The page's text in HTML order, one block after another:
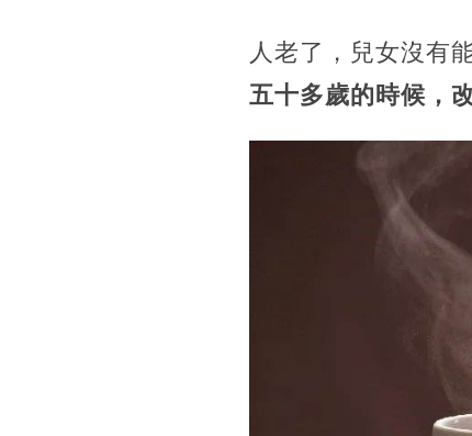
人老了，兒女沒有
五十多歲的時候，